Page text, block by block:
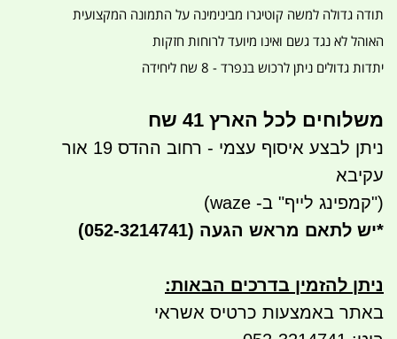
תודה גדולה למשה קוטיגרו מבינימינה על התמונה המקצועית
האוהל לא נגד גשם ואינו מיועד לרוחות חזקות
יתדות גדולים ניתן לרכוש בנפרד - 8 שח ליחידה
משלוחים לכל הארץ 41 שח
ניתן לבצע איסוף עצמי - רחוב ההדס 19 אור
עקיבא
("קמפינג לייף" ב- waze)
*יש לתאם מראש הגעה (052-3214741)
ניתן להזמין בדרכים הבאות:
באתר באמצעות כרטיס אשראי